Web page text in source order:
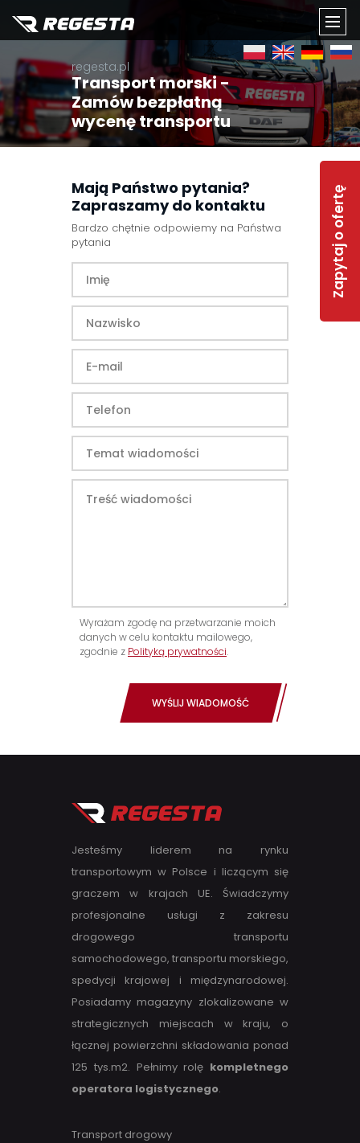
Zapytaj o ofertę
regesta.pl
Transport morski -
Zamów bezpłatną
wycenę transportu
Mają Państwo pytania?
Zapraszamy do kontaktu
Bardzo chętnie odpowiemy na Państwa
pytania
Wyrażam zgodę na przetwarzanie moich
danych w celu kontaktu mailowego,
zgodnie z Polityką prywatności.
WYŚLIJ WIADOMOŚĆ
Jesteśmy liderem na rynku
transportowym w Polsce i liczącym się
graczem w krajach UE. Świadczymy
profesjonalne usługi z zakresu
drogowego transportu
samochodowego, transportu morskiego,
spedycji krajowej i międzynarodowej.
Posiadamy magazyny zlokalizowane w
strategicznych miejscach w kraju, o
łącznej powierzchni składowania ponad
125 tys.m2. Pełnimy rolę kompletnego
operatora logistycznego.
Transport drogowy